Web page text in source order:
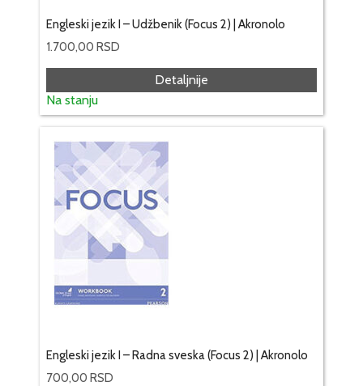
Engleski jezik I – Udžbenik (Focus 2) | Akronolo
1.700,00 RSD
Detaljnije
Na stanju
Engleski jezik I – Radna sveska (Focus 2) | Akronolo
700,00 RSD